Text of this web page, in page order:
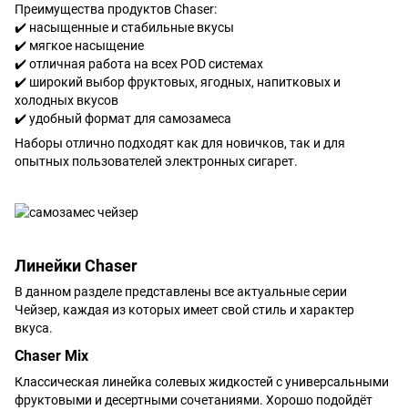
Преимущества продуктов Chaser:
✔️ насыщенные и стабильные вкусы
✔️ мягкое насыщение
✔️ отличная работа на всех POD системах
✔️ широкий выбор фруктовых, ягодных, напитковых и
холодных вкусов
✔️ удобный формат для самозамеса
Наборы отлично подходят как для новичков, так и для
опытных пользователей электронных сигарет.
Линейки Chaser
В данном разделе представлены все актуальные серии
Чейзер, каждая из которых имеет свой стиль и характер
вкуса.
Chaser Mix
Классическая линейка солевых жидкостей с универсальными
фруктовыми и десертными сочетаниями. Хорошо подойдёт